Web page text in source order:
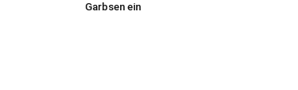
Garbsen ein